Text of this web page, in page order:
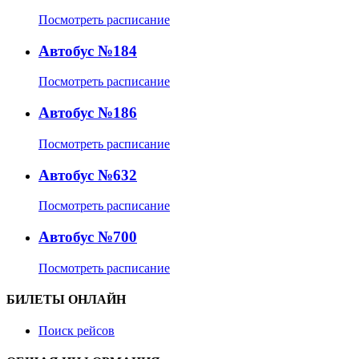
Посмотреть расписание
Автобус №184
Посмотреть расписание
Автобус №186
Посмотреть расписание
Автобус №632
Посмотреть расписание
Автобус №700
Посмотреть расписание
БИЛЕТЫ ОНЛАЙН
Поиск рейсов